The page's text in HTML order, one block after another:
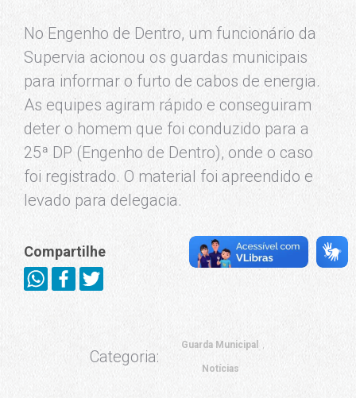
No Engenho de Dentro, um funcionário da
Supervia acionou os guardas municipais
para informar o furto de cabos de energia.
As equipes agiram rápido e conseguiram
deter o homem que foi conduzido para a
25ª DP (Engenho de Dentro), onde o caso
foi registrado. O material foi apreendido e
levado para delegacia.
Compartilhe
Categoria:
Guarda Municipal
Notícias